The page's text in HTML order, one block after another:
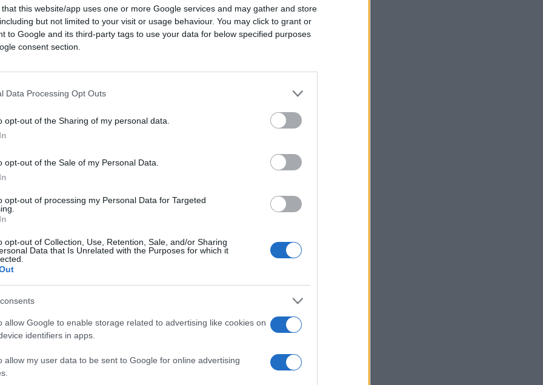
that this website/app uses one or more Google services and may gather and store
but not limited to your visit or usage behaviour. You may click to grant or
to Google and its third-party tags to use your data for below specified purposes
consent section.
Data Processing Opt Outs
opt-out of the Sharing of my personal data.
opt-out of the Sale of my Personal Data.
opt-out of processing my Personal Data for Targeted
opt-out of Collection, Use, Retention, Sale, and/or Sharing
Data that Is Unrelated with the Purposes for which it
allow Google to enable storage related to advertising like cookies on
identifiers in apps.
allow my user data to be sent to Google for online advertising
Utrechta” jer će sadržavati restorane sa
za bicikle i mali javni park.
je da grad učini zelenijim i zdravijim za život.
će trajati tri godine.